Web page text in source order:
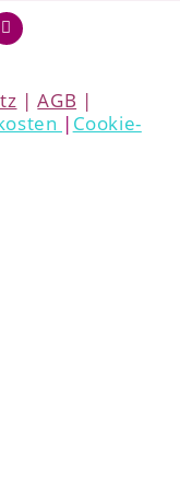
|AGB |
|